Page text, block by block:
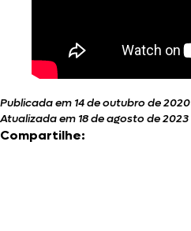
Publicada em 14 de outubro de 2020
Atualizada em 18 de agosto de 2023
Compartilhe: